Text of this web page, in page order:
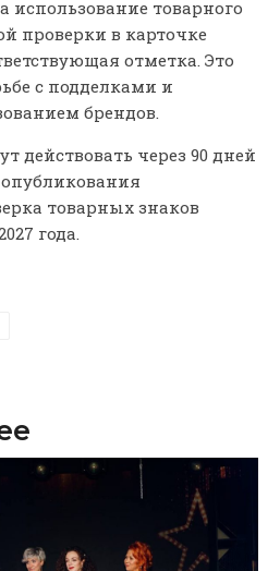
использование товарного
проверки в карточке
отметка. Это
с подделками и
брендов.
действовать через 90 дней
товарных знаков
года.